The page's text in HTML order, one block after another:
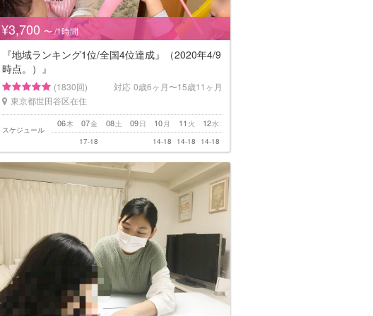
¥3,700 〜 /1時間
『地域ランキング1位/全国4位達成』（2020年4/9
時点。）』
(1830回) 対応 0歳6ヶ月〜15歳11ヶ月
東京都世田谷区在住
スケジュール
木
06 金
07 土
08 日
09 月
10 火
11 水
12
17-18 14-18 14-18 14-18